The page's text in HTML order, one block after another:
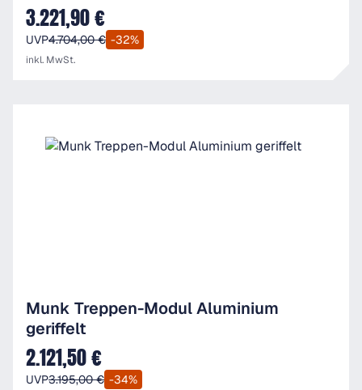
Verkaufspreis:
3.221,90 €
UVP4.704,00 € -32%
inkl. MwSt.
Munk Treppen-Modul Aluminium
geriffelt
Verkaufspreis:
2.121,50 €
UVP3.195,00 € -34%